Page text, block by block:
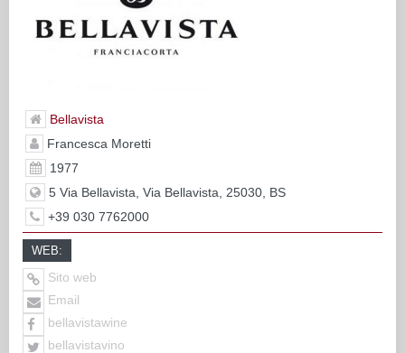
Bellavista
Francesca Moretti
1977
5 Via Bellavista, Via Bellavista, 25030, BS
+39 030 7762000
WEB:
Sito web
Email
bellavistawine
bellavistavino